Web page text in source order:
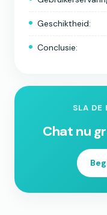
Geschiktheid:
Conclusie:
SLA DE
Chat nu